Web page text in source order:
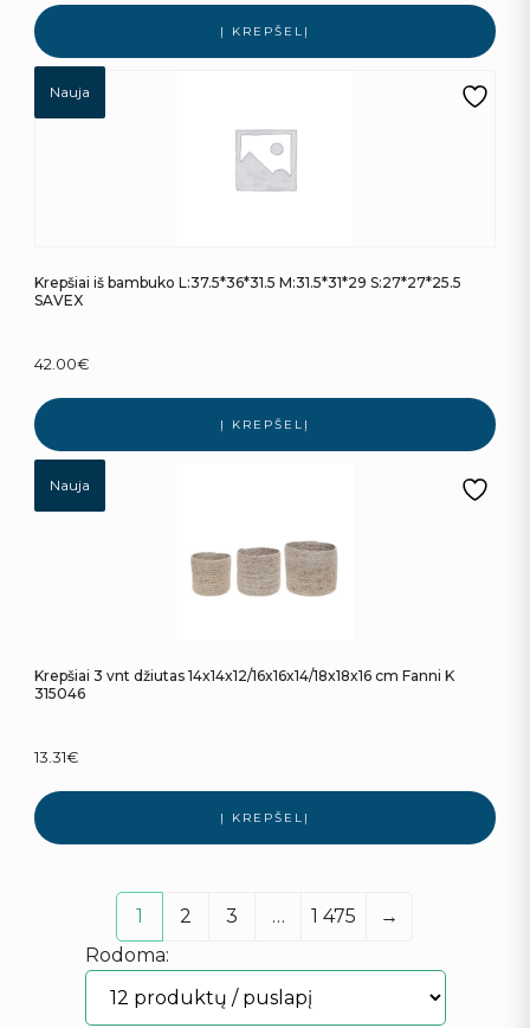
Į KREPŠELĮ
Nauja
Krepšiai iš bambuko L:37.5*36*31.5 M:31.5*31*29 S:27*27*25.5
SAVEX
42.00€
Į KREPŠELĮ
Nauja
Krepšiai 3 vnt džiutas 14x14x12/16x16x14/18x18x16 cm Fanni K
315046
13.31€
Į KREPŠELĮ
1 2 3 … 1 475
→
Rodoma: